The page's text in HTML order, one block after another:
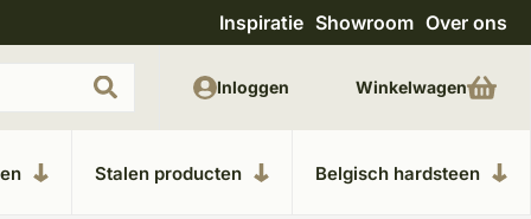
Uitgebreide showroom in Kesteren Unieke
Inspiratie Showroom Over ons
Stalen producten Belgisch hardsteen
Inloggen Winkelwagen